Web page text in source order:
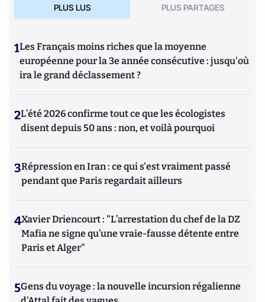
PLUS LUS PLUS PARTAGES
1Les Français moins riches que la moyenne
européenne pour la 3e année consécutive : jusqu'où
ira le grand déclassement ?
2L’été 2026 confirme tout ce que les écologistes
disent depuis 50 ans : non, et voilà pourquoi
3Répression en Iran : ce qui s'est vraiment passé
pendant que Paris regardait ailleurs
4Xavier Driencourt : "L’arrestation du chef de la DZ
Mafia ne signe qu’une vraie-fausse détente entre
Paris et Alger"
5Gens du voyage : la nouvelle incursion régalienne